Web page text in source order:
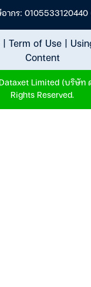
อากร:
| Term of Use|
Content
Limited (บริษัท
Rights Reserved.